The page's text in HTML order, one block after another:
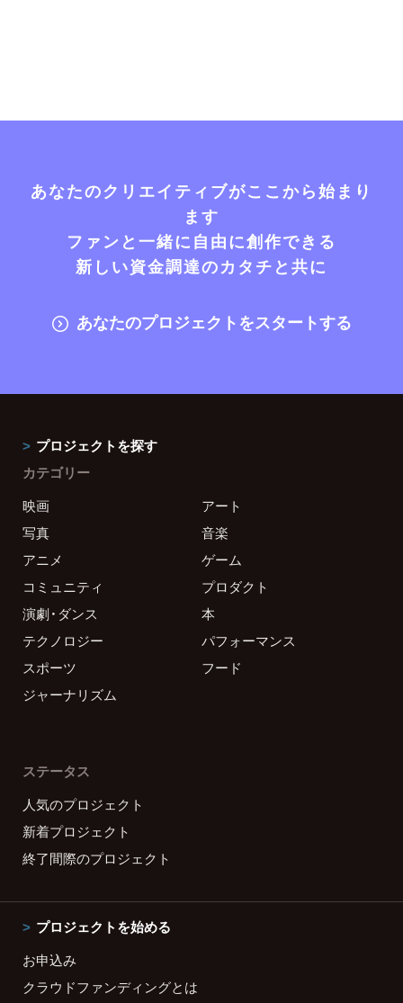
あなたのクリエイティブがここから始まり
ます
ファンと一緒に自由に創作できる
新しい資金調達のカタチと共に
あなたのプロジェクトをスタートする
プロジェクトを探す
カテゴリー
映画
アート
写真
音楽
アニメ
ゲーム
コミュニティ
プロダクト
演劇・ダンス
本
テクノロジー
パフォーマンス
スポーツ
フード
ジャーナリズム
ステータス
人気のプロジェクト
新着プロジェクト
終了間際のプロジェクト
プロジェクトを始める
お申込み
クラウドファンディングとは